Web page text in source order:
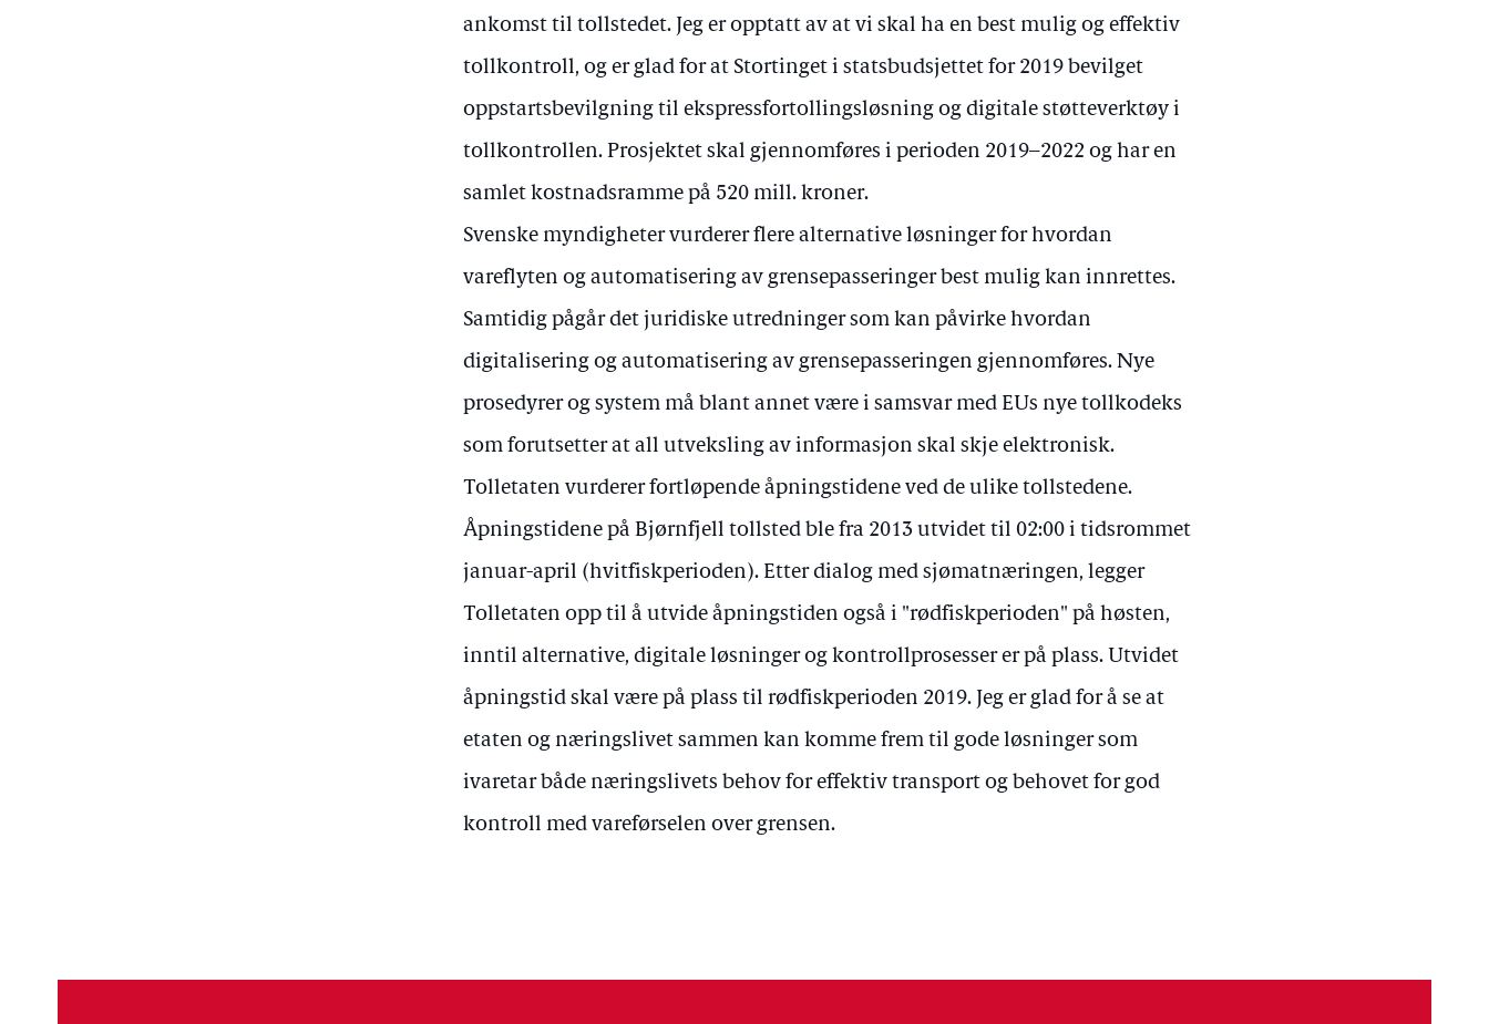
ankomst til tollstedet. Jeg er opptatt av at vi skal ha en best mulig og effektiv
tollkontroll, og er glad for at Stortinget i statsbudsjettet for 2019 bevilget
oppstartsbevilgning til ekspressfortollingsløsning og digitale støtteverktøy i
tollkontrollen. Prosjektet skal gjennomføres i perioden 2019–2022 og har en
samlet kostnadsramme på 520 mill. kroner.
Svenske myndigheter vurderer flere alternative løsninger for hvordan
vareflyten og automatisering av grensepasseringer best mulig kan innrettes.
Samtidig pågår det juridiske utredninger som kan påvirke hvordan
digitalisering og automatisering av grensepasseringen gjennomføres. Nye
prosedyrer og system må blant annet være i samsvar med EUs nye tollkodeks
som forutsetter at all utveksling av informasjon skal skje elektronisk.
Tolletaten vurderer fortløpende åpningstidene ved de ulike tollstedene.
Åpningstidene på Bjørnfjell tollsted ble fra 2013 utvidet til 02:00 i tidsrommet
januar-april (hvitfiskperioden). Etter dialog med sjømatnæringen, legger
Tolletaten opp til å utvide åpningstiden også i "rødfiskperioden" på høsten,
inntil alternative, digitale løsninger og kontrollprosesser er på plass. Utvidet
åpningstid skal være på plass til rødfiskperioden 2019. Jeg er glad for å se at
etaten og næringslivet sammen kan komme frem til gode løsninger som
ivaretar både næringslivets behov for effektiv transport og behovet for god
kontroll med vareførselen over grensen.